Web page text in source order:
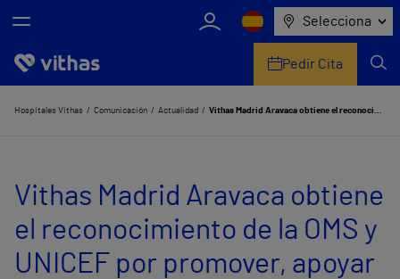
Selecciona
Nosotros
Servicios de salud
Equipo médico y asistencial
Pedir Cita
Hospitales Vithas Comunicación Actualidad Vithas Madrid Aravaca obtiene el reconocimiento de la OMS y UNICEF por promover, apoyar y proteger la lactancia materna
Vithas Madrid Aravaca obtiene
el reconocimiento de la OMS y
UNICEF por promover, apoyar